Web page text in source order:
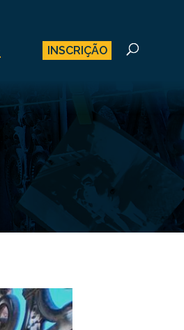
INSCRIÇÃO